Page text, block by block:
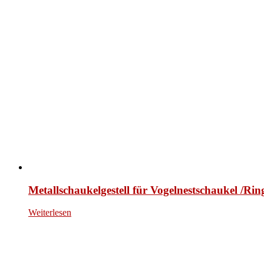
Metallschaukelgestell für Vogelnestschaukel /
Weiterlesen